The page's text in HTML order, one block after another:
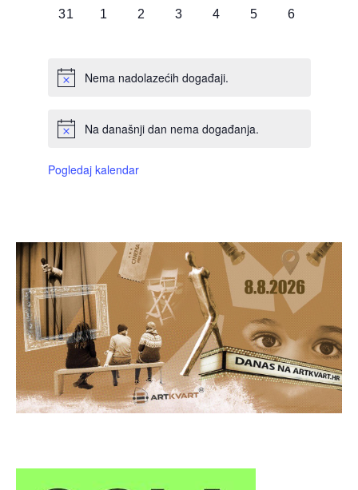
0
31
0
1
0
2
0
3
0
4
0
5
0
6
Nema nadolazećih događaji.
Na današnji dan nema događanja.
Pogledaj kalendar